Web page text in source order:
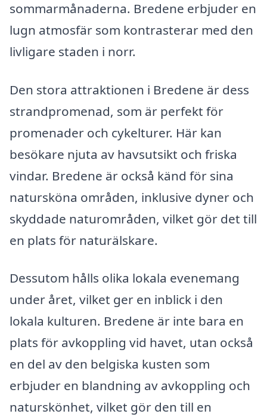
sommarmånaderna. Bredene erbjuder en
lugn atmosfär som kontrasterar med den
livligare staden i norr.
Den stora attraktionen i Bredene är dess
strandpromenad, som är perfekt för
promenader och cykelturer. Här kan
besökare njuta av havsutsikt och friska
vindar. Bredene är också känd för sina
natursköna områden, inklusive dyner och
skyddade naturområden, vilket gör det till
en plats för naturälskare.
Dessutom hålls olika lokala evenemang
under året, vilket ger en inblick i den
lokala kulturen. Bredene är inte bara en
plats för avkoppling vid havet, utan också
en del av den belgiska kusten som
erbjuder en blandning av avkoppling och
naturskönhet, vilket gör den till en